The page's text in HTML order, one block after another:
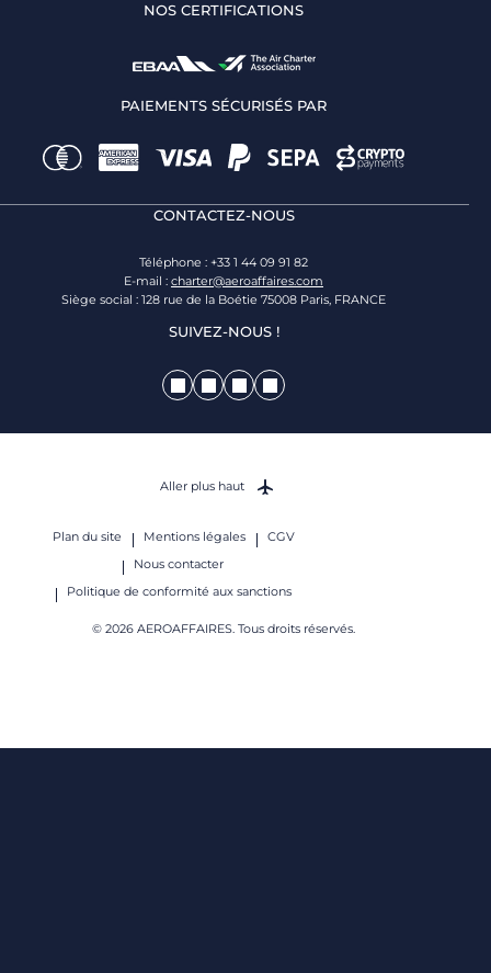
NOS CERTIFICATIONS
PAIEMENTS SÉCURISÉS PAR
CONTACTEZ-NOUS
Téléphone : +33 1 44 09 91 82
E-mail : charter@aeroaffaires.com
Siège social : 128 rue de la Boétie 75008 Paris, FRANCE
SUIVEZ-NOUS !
Plan du site Mentions légales
CGV
Nous contacter
Politique de conformité aux sanctions
© 2026 AEROAFFAIRES. Tous droits réservés.
Aller plus haut